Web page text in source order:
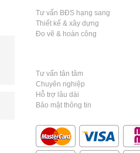
Tư vấn BĐS hạng sang
Thiết kế & xây dựng
Đo vẽ & hoàn công
Tư vấn tân tâm
Chuyên nghiệp
Hỗ trợ lâu dài
Bảo mật thông tin